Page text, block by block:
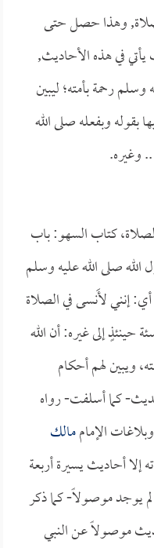
وهذا حصل حتى
في هذه الأحاديث,
رحمة بأمته؛ ليبين
بقوله وبفعله صلى الله
.. وغيره.
كتاب السهو: باب
صلى الله عليه وسلم
إنني لأَنسى في الصلاة
حينئذٍ إلى غيره: أن الله
ويبين لهم أحكام
كما أسلفت- رواه
الإماممالك
أحاديث يسيرة أربعة
يوجد موصولاً- كما ذكر
موصولاً عن النبي